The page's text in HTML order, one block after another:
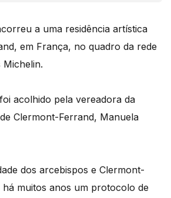
a uma residência artística
em França, no quadro da rede
Michelin.
acolhido pela vereadora da
Clermont-Ferrand, Manuela
dos arcebispos e Clermont-
há muitos anos um protocolo de